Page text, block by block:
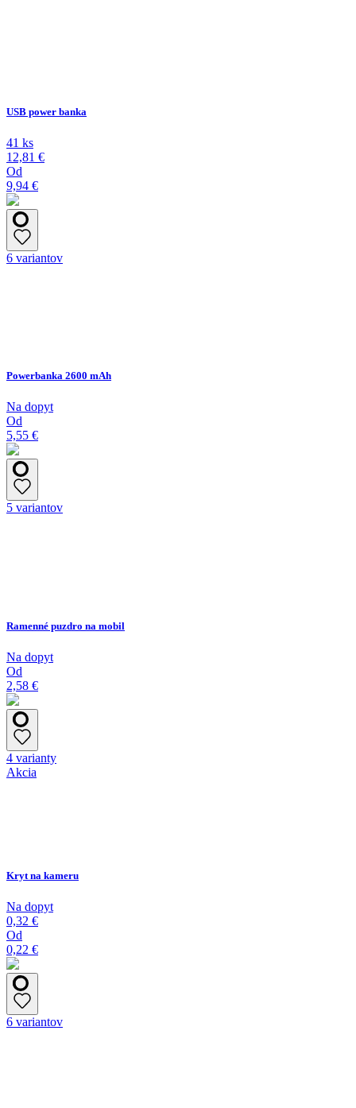
USB power banka
41 ks
12,81 €
Od
9,94 €
6 variantov
Powerbanka 2600 mAh
Na dopyt
Od
5,55 €
5 variantov
Ramenné puzdro na mobil
Na dopyt
Od
2,58 €
4 varianty
Akcia
Kryt na kameru
Na dopyt
0,32 €
Od
0,22 €
6 variantov